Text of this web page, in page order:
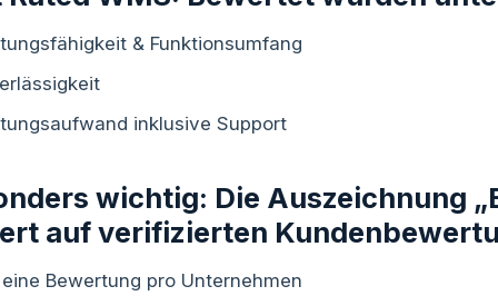
& Funktionsumfang
inklusive Support
wichtig: Die Auszeichnung
auf verifizierten
Bewertung pro Unternehmen